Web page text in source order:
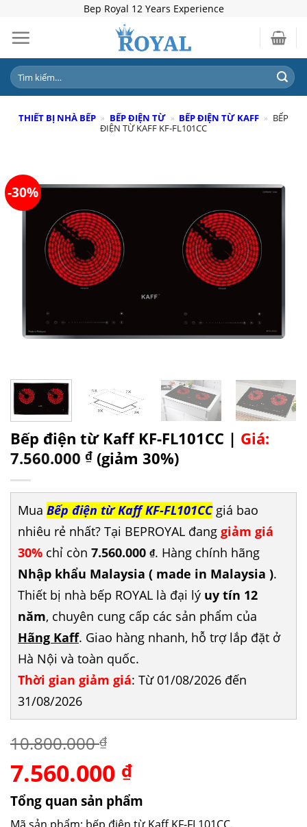
content
Bep Royal 12 Years Experience
Tìm
kiếm:
THIẾT BỊ NHÀ BẾP » BẾP ĐIỆN TỪ » BẾP ĐIỆN TỪ KAFF » BẾP
ĐIỆN TỪ KAFF KF-FL101CC
-30%
Bếp điện từ Kaff KF-FL101CC | Giá:
7.560.000 ₫ (giảm 30%)
Mua Bếp điện từ Kaff KF-FL101CCgiá bao
nhiêu rẻ nhất? Tại BEPROYAL đang giảm giá
30% chỉ còn 7.560.000 ₫. Hàng chính hãng
Nhập khẩu Malaysia ( made in Malaysia ).
Thiết bị nhà bếp ROYAL là đại lý uy tín 12
năm, chuyên cung cấp các sản phẩm của
Hãng Kaff. Giao hàng nhanh, hỗ trợ lắp đặt ở
Hà Nội và toàn quốc.
Thời gian giảm giá: Từ 01/08/2026 đến
31/08/2026
10.800.000₫
Giá
gốc
là:
10.800.000 ₫.
7.560.000 ₫Giá
tại
là:
Tổng quan sản phẩm